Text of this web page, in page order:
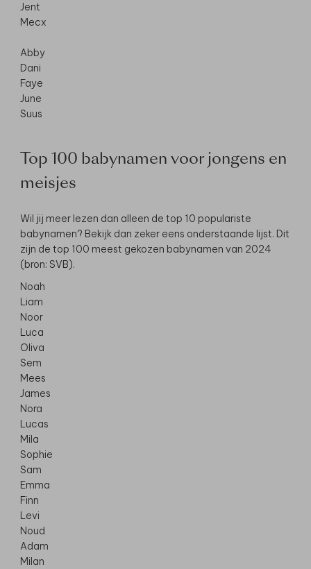
Jent
Mecx
Abby
Dani
Faye
June
Suus
Top 100 babynamen voor jongens en
meisjes
Wil jij meer lezen dan alleen de top 10 populariste
babynamen? Bekijk dan zeker eens onderstaande lijst. Dit
zijn de top 100 meest gekozen babynamen van 2024
(bron: SVB).
Noah
Liam
Noor
Luca
Oliva
Sem
Mees
James
Nora
Lucas
Mila
Sophie
Sam
Emma
Finn
Levi
Noud
Adam
Milan